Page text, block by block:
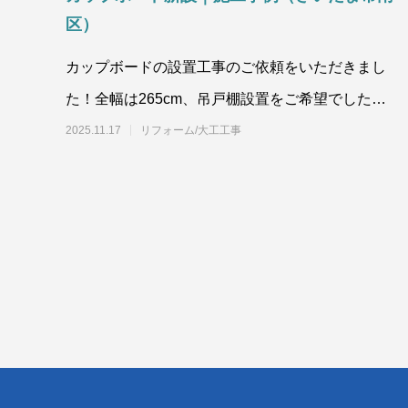
区）
カップボードの設置工事のご依頼をいただきまし
た！全幅は265cm、吊戸棚設置をご希望でしたの
で、下地を新しく張らせていた
2025.11.17 リフォーム/大工工事